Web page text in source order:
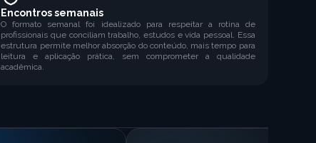
Encontros semanais
O formato semanal foi idealizado para respeitar a rotina de
profissionais que conciliam trabalho, estudos e vida pessoal. Essa
estrutura permite melhor absorção do conteúdo, mais tempo para
leitura e aplicação prática, sem comprometer a qualidade
acadêmica.